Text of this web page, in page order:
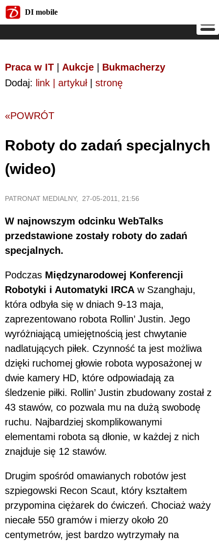
DI mobile
Praca w IT Aukcje
Bukmacherzy
Dodaj: link | artykuł| stronę
«POWRÓT
Roboty do zadań specjalnych
(wideo)
PATRONAT MEDIALNY, 27-05-2011, 21:56
W najnowszym odcinku WebTalks
przedstawione zostały roboty do zadań
specjalnych.
Podczas Międzynarodowej Konferencji
Robotyki i Automatyki IRCA w Szanghaju,
która odbyła się w dniach 9-13 maja,
zaprezentowano robota Rollin’ Justin. Jego
wyróżniającą umiejętnością jest chwytanie
nadlatujących piłek. Czynność ta jest możliwa
dzięki ruchomej głowie robota wyposażonej w
dwie kamery HD, które odpowiadają za
śledzenie piłki. Rollin’ Justin zbudowany został z
43 stawów, co pozwala mu na dużą swobodę
ruchu. Najbardziej skomplikowanymi
elementami robota są dłonie, w każdej z nich
znajduje się 12 stawów.
Drugim spośród omawianych robotów jest
szpiegowski Recon Scaut, który kształtem
przypomina ciężarek do ćwiczeń. Chociaż waży
niecałe 550 gramów i mierzy około 20
centymetrów, jest bardzo wytrzymały na
DI mobile